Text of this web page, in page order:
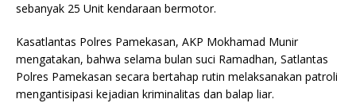
sebanyak 25 Unit kendaraan bermotor.
Kasatlantas Polres Pamekasan, AKP Mokhamad Munir
mengatakan, bahwa selama bulan suci Ramadhan, Satlantas
Polres Pamekasan secara bertahap rutin melaksanakan patroli
mengantisipasi kejadian kriminalitas dan balap liar.